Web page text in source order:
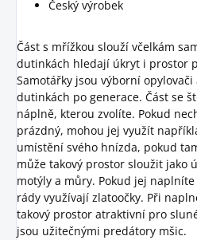
Český výrobek
Část s mřížkou slouží včelkám
dutinkách hledají úkryt i prostor
Samotářky jsou výborní opylovači
dutinkách po generace. Část se
náplně, kterou zvolíte. Pokud
prázdný, mohou jej využít
umístění svého hnízda, pokud
může takový prostor sloužit jako
motýly a můry. Pokud jej
rády využívají zlatoočky. Při
takový prostor atraktivní pro
jsou užitečnými predátory mšic.